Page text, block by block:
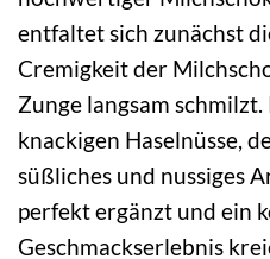
entfaltet sich zunächst
Cremigkeit der
Zunge langsam
knackigen Haselnüsse,
süßliches und nussiges
perfekt ergänzt und ein
Geschmackserlebnis